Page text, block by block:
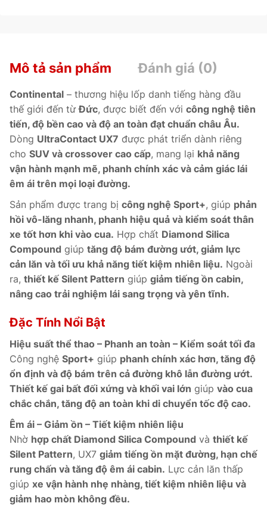
Mô tả sản phẩm Đánh giá (0)
Continental – thương hiệu lốp danh tiếng hàng đầu
thế giới đến từĐức, được biết đến với công nghệ tiên
tiến, độ bền cao và độ an toàn đạt chuẩn châu Âu.
Dòng UltraContact UX7 được phát triển dành riêng
cho SUV và crossover cao cấp, mang lại khả năng
vận hành mạnh mẽ, phanh chính xác và cảm giác lái
êm ái trên mọi loại đường.
Sản phẩm được trang bị công nghệ Sport+, giúp phản
hồi vô-lăng nhanh, phanh hiệu quả và kiểm soát thân
xe tốt hơn khi vào cua. Hợp chất Diamond Silica
Compound giúp tăng độ bám đường ướt, giảm lực
cản lăn và tối ưu khả năng tiết kiệm nhiên liệu. Ngoài
ra, thiết kế Silent Pattern giúp giảm tiếng ồn cabin,
nâng cao trải nghiệm lái sang trọng và yên tĩnh.
Đặc Tính Nổi Bật
Hiệu suất thể thao – Phanh an toàn – Kiểm soát tối đa
Công nghệ Sport+ giúp phanh chính xác hơn, tăng độ
ổn định và độ bám trên cả đường khô lẫn đường ướt.
Thiết kế gai bất đối xứng và khối vai lớn giúp vào cua
chắc chắn, tăng độ an toàn khi di chuyển tốc độ cao.
Êm ái – Giảm ồn – Tiết kiệm nhiên liệu
Nhờ hợp chất Diamond Silica Compound và thiết kế
Silent Pattern, UX7 giảm tiếng ồn mặt đường, hạn chế
rung chấn và tăng độ êm ái cabin. Lực cản lăn thấp
giúp xe vận hành nhẹ nhàng, tiết kiệm nhiên liệu và
giảm hao mòn không đều.